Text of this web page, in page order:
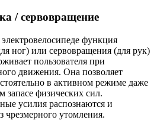
/ сервовращение
функция
ног) или сервовращения (для рук)
пользователя при
движения. Она позволяет
в активном режиме даже
запасе физических сил.
усилия распознаются и
чрезмерного утомления.